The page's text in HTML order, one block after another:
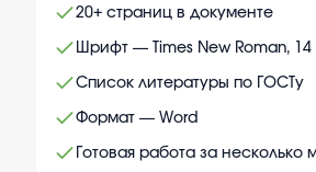
20+ страниц в документе
Шрифт — Times New Roman, 14
Список литературы по ГОСТу
Формат — Word
Готовая работа за несколько